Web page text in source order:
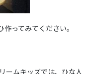
ってみてください。
ームキッズでは、ひな人